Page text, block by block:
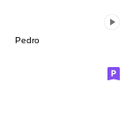
Pedro